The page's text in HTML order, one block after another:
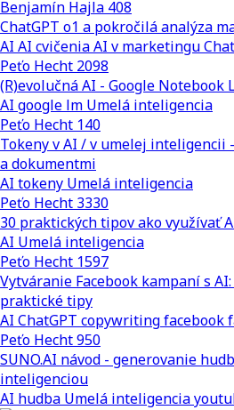
Benjamín Hajla 408
ChatGPT o1 a pokročilá analýza
AI AI cvičeniaAI v marketingu
Peťo Hecht 2098
(R)evolučná AI - Google Notebook
AI google lm Umelá inteligencia
Peťo Hecht 140
Tokeny v AI / v umelej inteligencii
a dokumentmi
AI tokeny Umelá inteligencia
Peťo Hecht 3330
30 praktických tipov ako využívať
AI Umelá inteligencia
Peťo Hecht 1597
Vytváranie Facebook kampaní s
praktické tipy
AI ChatGPT copywritingfacebook
Peťo Hecht950
SUNO.AI návod - generovanie
inteligenciou
AI hudba Umelá inteligencia